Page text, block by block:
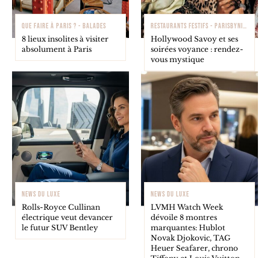
QUE FAIRE À PARIS ? - BALADES
8 lieux insolites à visiter
absolument à Paris
RESTAURANTS FESTIFS - PARISBYNIGHT
Hollywood Savoy et ses
soirées voyance : rendez-
vous mystique
NEWS DU LUXE
Rolls-Royce Cullinan
électrique veut devancer
le futur SUV Bentley
NEWS DU LUXE
LVMH Watch Week
dévoile 8 montres
marquantes: Hublot
Novak Djokovic, TAG
Heuer Seafarer, chrono